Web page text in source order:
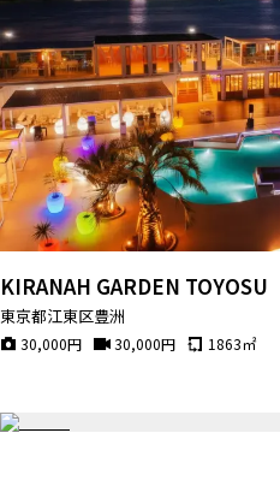
KIRANAH GARDEN TOYOSU
東京都江東区豊洲
30,000円 30,000円 1863㎡